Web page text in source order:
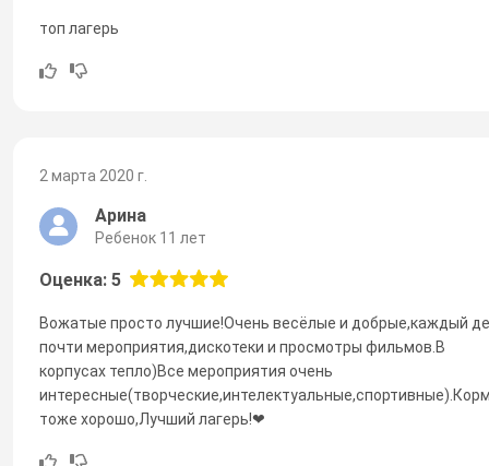
топ лагерь
2 марта 2020 г.
Арина
Ребенок 11 лет
Оценка: 5
Вожатые просто лучшие!Очень весёлые и добрые,каждый
почти мероприятия,дискотеки и просмотры фильмов.В
корпусах тепло)Все мероприятия очень
тоже хорошо,Лучший лагерь!❤